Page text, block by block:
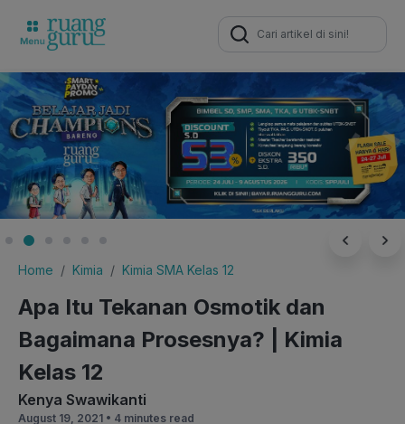
Search
for:
Home Kimia Kimia SMA Kelas 12
Apa Itu Tekanan Osmotik dan
Bagaimana Prosesnya? | Kimia
Kelas 12
Kenya Swawikanti
August 19, 2021 • 4 minutes read